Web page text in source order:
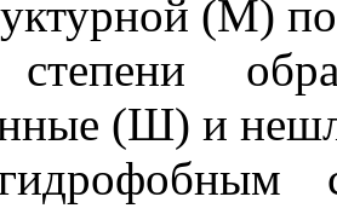
(М)
степени
(Ш) и